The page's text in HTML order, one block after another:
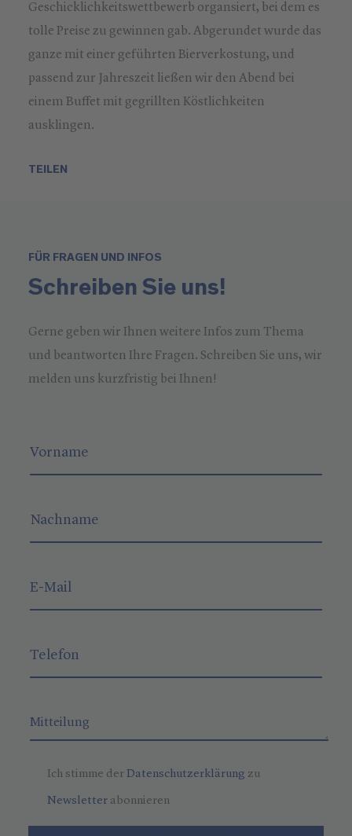
Geschicklichkeitswettbewerb organsiert, bei dem es
tolle Preise zu gewinnen gab. Abgerundet wurde das
ganze mit einer geführten Bierverkostung, und
passend zur Jahreszeit ließen wir den Abend bei
einem Buffet mit gegrillten Köstlichkeiten
ausklingen.
TEILEN
FÜR FRAGEN UND INFOS
Schreiben Sie uns!
Gerne geben wir Ihnen weitere Infos zum Thema
und beantworten Ihre Fragen. Schreiben Sie uns, wir
melden uns kurzfristig bei Ihnen!
Ich stimme derDatenschutzerklärung zu
Newsletter abonnieren